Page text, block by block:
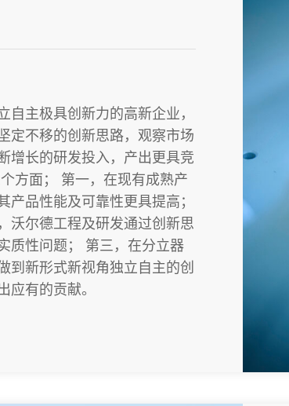
自主极具创新力的高新企业，
定不移的创新思路，观察市场
增长的研发投入，产出更具竞
方面； 第一，在现有成熟产
产品性能及可靠性更具提高；
沃尔德工程及研发通过创新思
质性问题； 第三，在分立器
到新形式新视角独立自主的创
应有的贡献。